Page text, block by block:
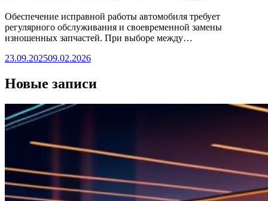
Обеспечение исправной работы автомобиля требует
регулярного обслуживания и своевременной замены
изношенных запчастей. При выборе между…
23.09.202509.02.2026
Новые записи